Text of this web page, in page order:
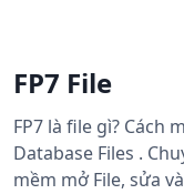
FP7 File
FP7 là file gì? Cách
Database Files .
mềm mở File, sửa